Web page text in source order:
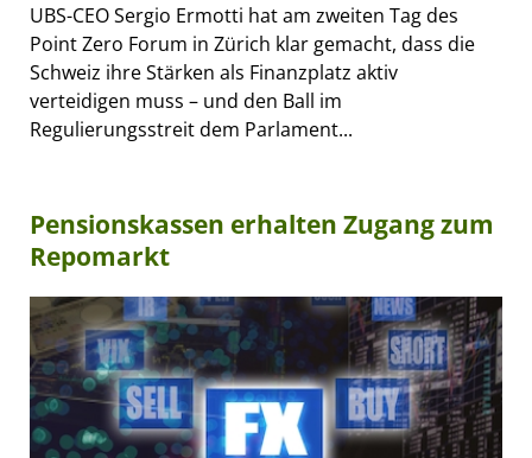
UBS-CEO Sergio Ermotti hat am zweiten Tag des
Point Zero Forum in Zürich klar gemacht, dass die
Schweiz ihre Stärken als Finanzplatz aktiv
verteidigen muss – und den Ball im
Regulierungsstreit dem Parlament...
Pensionskassen erhalten Zugang zum
Repomarkt